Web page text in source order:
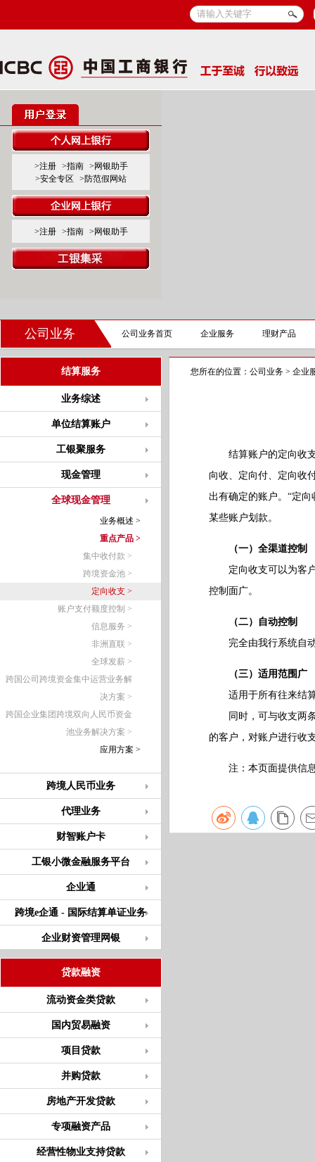
>注册 >指南
>网银助手
>安全专区
>防范假网站
>注册 >指南 >网银助手
公司业务 公司业务首页 企业服务 理财产品
结算服务
业务综述
单位结算账户
工银聚服务
现金管理
全球现金管理
业务概述 >
重点产品 >
集中收付款 >
跨境资金池 >
定向收支 >
账户支付额度控制 >
信息服务 >
非洲直联 >
全球发薪 >
跨国公司跨境资金集中运营业务解
决方案 >
跨国企业集团跨境双向人民币资金
池业务解决方案 >
应用方案 >
跨境人民币业务
代理业务
财智账户卡
工银小微金融服务平台
企业通
跨境e企通 - 国际结算单证业务
企业财资管理网银
贷款融资
流动资金类贷款
国内贸易融资
项目贷款
并购贷款
房地产开发贷款
专项融资产品
经营性物业支持贷款
您所在的位置： 公司业务 > 企业
结算账户的定向收支
向收、定向付、定向收
出有确定的账户。“定
某些账户划款。
（一）全渠道控制
定向收支可以为客户
控制面广。
（二）自动控制
完全由我行系统自动
（三）适用范围广
适用于所有往来结算
同时，可与收支两条
的客户，对账户进行收
注：本页面提供信息